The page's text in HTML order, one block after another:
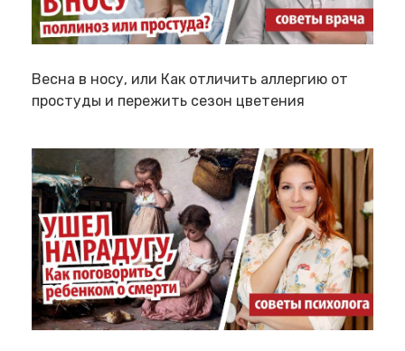
Весна в носу, или Как отличить аллергию от
простуды и пережить сезон цветения